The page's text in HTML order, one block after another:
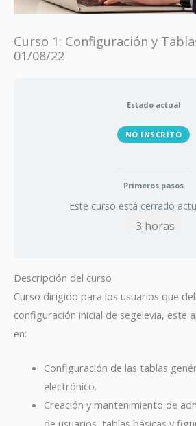
Curso 1: Configuración y
01/08/22
Estado actual
NO INSCRITO
Primeros pasos
Este curso está cerrado
3 horas
Descripción del curso
Curso dirigido para los usuarios que
configuración inicial de segelevia, este
en:
Configuración de las tablas
electrónico.
Creación y mantenimiento de